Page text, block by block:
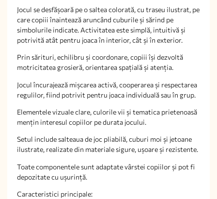
Jocul se desfășoară pe o saltea colorată, cu traseu ilustrat, pe
care copiii înaintează aruncând cuburile și sărind pe
simbolurile indicate. Activitatea este simplă, intuitivă și
potrivită atât pentru joaca în interior, cât și în exterior.
Prin sărituri, echilibru și coordonare, copiii își dezvoltă
motricitatea grosieră, orientarea spațială și atenția.
Jocul încurajează mișcarea activă, cooperarea și respectarea
regulilor, fiind potrivit pentru joaca individuală sau în grup.
Elementele vizuale clare, culorile vii și tematica prietenoasă
mențin interesul copiilor pe durata jocului.
Setul include salteaua de joc pliabilă, cuburi moi și jetoane
ilustrate, realizate din materiale sigure, ușoare și rezistente.
Toate componentele sunt adaptate vârstei copiilor și pot fi
depozitate cu ușurință.
Caracteristici principale: